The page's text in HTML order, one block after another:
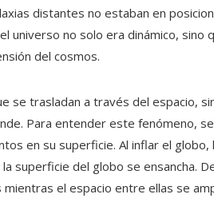
distantes no estaban en
universo no solo era dinámico, sino
del cosmos.
se trasladan a través del espacio,
Para entender este fenómeno,
en su superficie. Al inflar el
superficie del globo se ensancha.
el espacio entre ellas se